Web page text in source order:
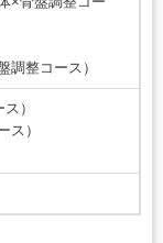
調整コース）
）
ス）